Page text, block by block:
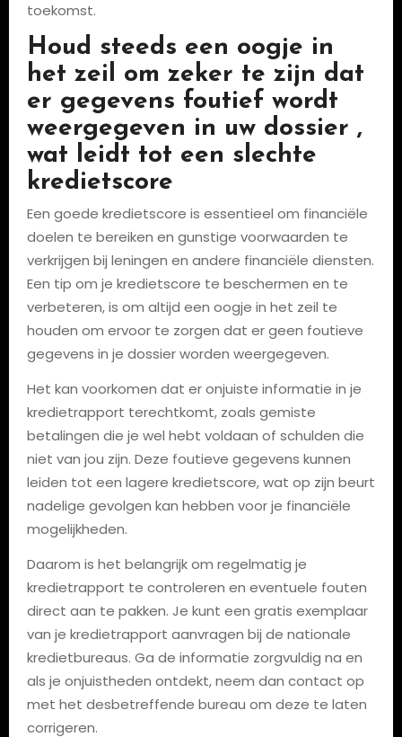
toekomst.
Houd steeds een oogje in
het zeil om zeker te zijn dat
er gegevens foutief wordt
weergegeven in uw dossier ,
wat leidt tot een slechte
kredietscore
Een goede kredietscore is essentieel om financiële
doelen te bereiken en gunstige voorwaarden te
verkrijgen bij leningen en andere financiële diensten.
Een tip om je kredietscore te beschermen en te
verbeteren, is om altijd een oogje in het zeil te
houden om ervoor te zorgen dat er geen foutieve
gegevens in je dossier worden weergegeven.
Het kan voorkomen dat er onjuiste informatie in je
kredietrapport terechtkomt, zoals gemiste
betalingen die je wel hebt voldaan of schulden die
niet van jou zijn. Deze foutieve gegevens kunnen
leiden tot een lagere kredietscore, wat op zijn beurt
nadelige gevolgen kan hebben voor je financiële
mogelijkheden.
Daarom is het belangrijk om regelmatig je
kredietrapport te controleren en eventuele fouten
direct aan te pakken. Je kunt een gratis exemplaar
van je kredietrapport aanvragen bij de nationale
kredietbureaus. Ga de informatie zorgvuldig na en
als je onjuistheden ontdekt, neem dan contact op
met het desbetreffende bureau om deze te laten
corrigeren.